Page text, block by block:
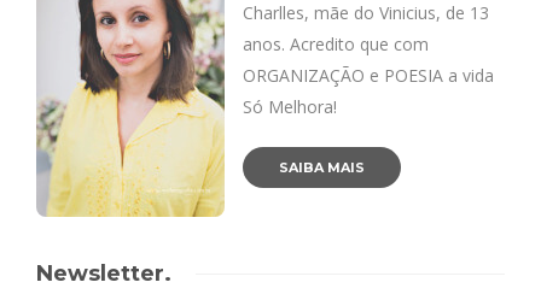
Charlles, mãe do Vinicius, de 13
anos. Acredito que com
ORGANIZAÇÃO e POESIA a vida
Só Melhora!
SAIBA MAIS
Newsletter.